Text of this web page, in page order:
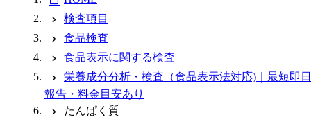
検査項目
食品検査
食品表示に関する検査
栄養成分分析・検査（食品表示法対応)｜最短即日
報告・料金目安あり
たんぱく質